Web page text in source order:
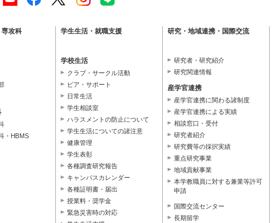
攻科
・HBMS
学生生活・就職支援
学校生活
クラブ・サークル活動
ピア・サポート
日常生活
学生相談室
ハラスメントの防止について
学生生活についての諸注意
健康管理
学生表彰
各種調査研究報告
キャンパスカレンダー
各種証明書・届出
授業料・奨学金
緊急災害時の対応
研究・地域連携・国際交流
研究者・研究紹介
研究関連情報
産学官連携
産学官連携に関わる諸制度
産学官連携による実績
相談窓口・受付
研究者紹介
研究費等の採択実績
重点研究事業
地域貢献事業
本学教職員に対する兼業等許可
申請
国際交流センター
長期留学